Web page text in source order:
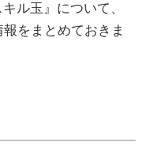
ル玉』について、
をまとめておきま